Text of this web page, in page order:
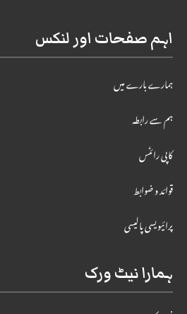
اہم صفحات اور لنکس
ہمارے بارے میں
ہم سے رابطہ
کاپی رائٹس
قوائد و ضوابط
پرائیویسی پالیسی
ہمارا نیٹ ورک